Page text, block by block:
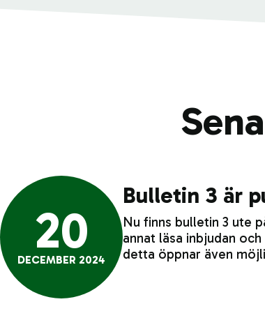
20
DECEMBER 2024
Bulletin 3 är
Nu finns bulletin 3 ute
annat läsa inbjudan
detta öppnar även